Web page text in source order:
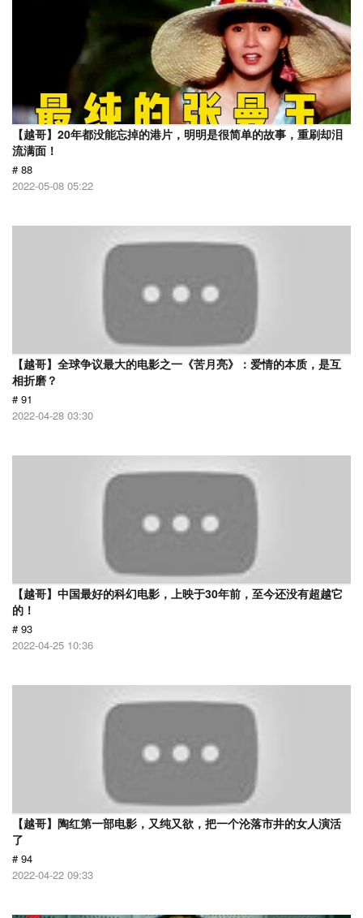
【越哥】20年都没能忘掉的港片，明明是很简单的故事，重刷却泪
流满面！
# 88
2022-05-08 05:22
【越哥】全球争议最大的电影之一《苦月亮》：爱情的本质，是互
相折磨？
# 91
2022-04-28 03:30
【越哥】中国最好的科幻电影，上映于30年前，至今还没有超越它
的！
# 93
2022-04-25 10:36
【越哥】陶红第一部电影，又纯又欲，把一个沦落市井的女人演活
了
# 94
2022-04-22 09:33